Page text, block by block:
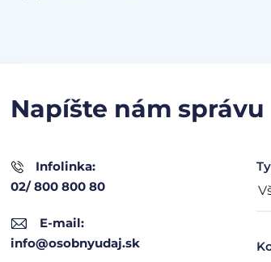
Napíšte nám správu
Infolinka:
02/ 800 800 80
E-mail:
info@osobnyudaj.sk